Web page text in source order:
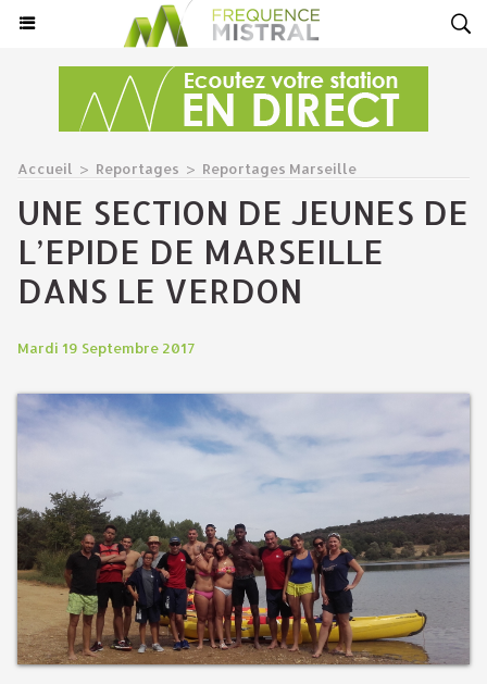
Accueil > Reportages > Reportages Marseille
UNE SECTION DE JEUNES DE
L’EPIDE DE MARSEILLE
DANS LE VERDON
Mardi 19 Septembre 2017